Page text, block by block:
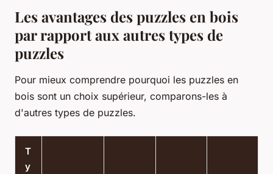
Les avantages des puzzles en bois
par rapport aux autres types de
puzzles
Pour mieux comprendre pourquoi les puzzles en
bois sont un choix supérieur, comparons-les à
d'autres types de puzzles.
T
y